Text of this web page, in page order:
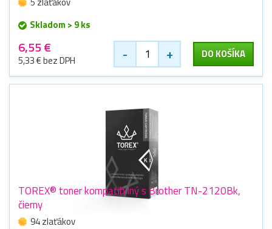
Skladom > 9 ks
6,55 €
5,33 € bez DPH - + DO KOŠÍKA
TOREX® toner kompatibilný s Brother TN-2120Bk,
čierny
94 zlaťákov